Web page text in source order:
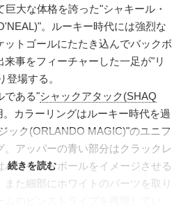
大な体格を誇った"シャキール・
。ルーキー時代には強烈な
ットゴールにたたき込んでバックボ
事をフィーチャーした一足が"リ
登場する。
である"シャックアタック(SHAQ
カラーリングはルーキー時代を過
ック(ORLANDO MAGIC)"のユニフ
。アッパーの青い部分はクラックレ
バスケットボールをイメージさせる
た細部にホワイトのパーツを取り
続きを読む